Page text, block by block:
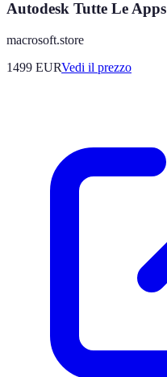
Autodesk Tutte Le Apps
macrosoft.store
1499 EURVedi il prezzo